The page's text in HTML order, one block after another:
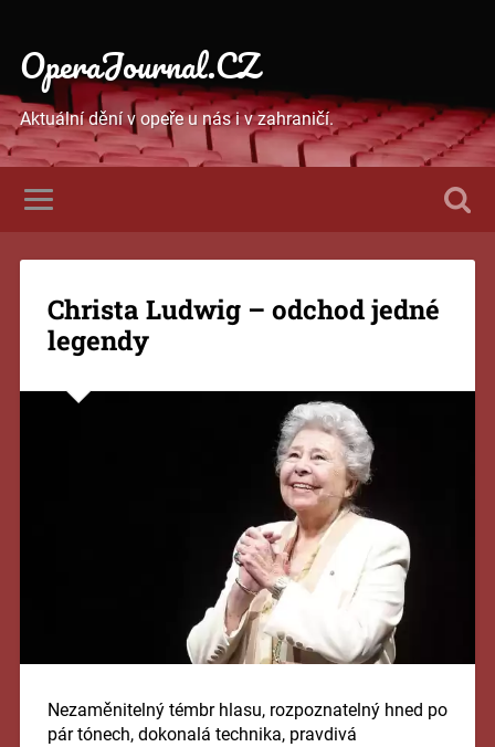
OperaJournal.CZ
Aktuální dění v opeře u nás i v zahraničí.
Christa Ludwig – odchod jedné
legendy
Nezaměnitelný témbr hlasu, rozpoznatelný hned po
pár tónech, dokonalá technika, pravdivá